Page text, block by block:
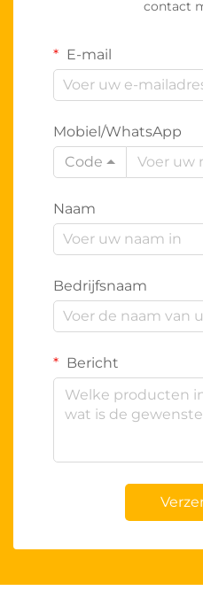
contact
E-mail
Mobiel/WhatsApp
Code
Naam
Bedrijfsnaam
Bericht